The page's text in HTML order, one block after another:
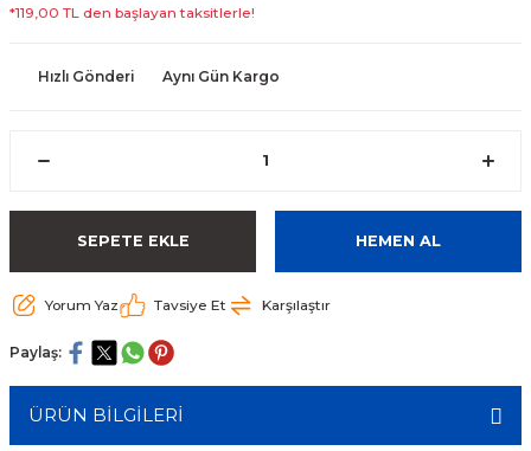
*119,00 TL den başlayan taksitlerle!
Hızlı Gönderi Aynı Gün Kargo
SEPETE EKLE HEMEN AL
Yorum Yaz Tavsiye Et Karşılaştır
Paylaş:
ÜRÜN BİLGİLERİ